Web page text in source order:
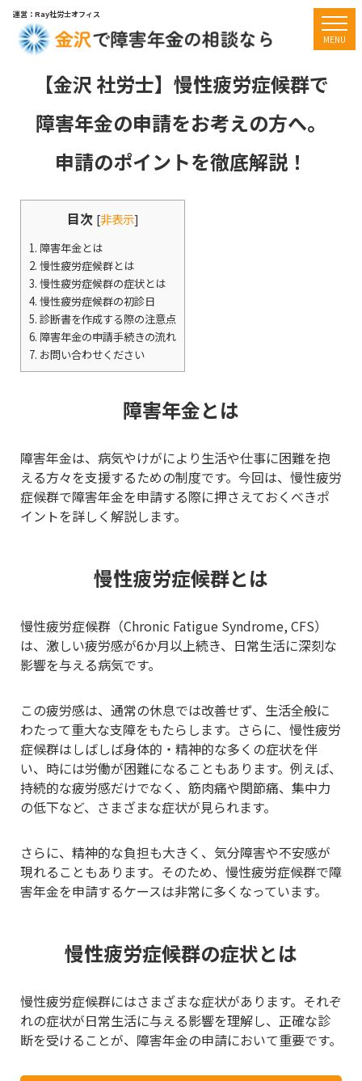
MENU
運営：Ray社労士オフィス
【金沢 社労士】慢性疲労症候群で
障害年金の申請をお考えの方へ。
申請のポイントを徹底解説！
目次 [非表示]
1. 障害年金とは
2. 慢性疲労症候群とは
3. 慢性疲労症候群の症状とは
4. 慢性疲労症候群の初診日
5. 診断書を作成する際の注意点
6. 障害年金の申請手続きの流れ
7. お問い合わせください
障害年金とは
障害年金は、病気やけがにより生活や仕事に困難を抱
える方々を支援するための制度です。今回は、慢性疲労
症候群で障害年金を申請する際に押さえておくべきポ
イントを詳しく解説します。
慢性疲労症候群とは
慢性疲労症候群（Chronic Fatigue Syndrome, CFS）
は、激しい疲労感が6か月以上続き、日常生活に深刻な
影響を与える病気です。
この疲労感は、通常の休息では改善せず、生活全般に
わたって重大な支障をもたらします。さらに、慢性疲労
症候群はしばしば身体的・精神的な多くの症状を伴
い、時には労働が困難になることもあります。例えば、
持続的な疲労感だけでなく、筋肉痛や関節痛、集中力
の低下など、さまざまな症状が見られます。
さらに、精神的な負担も大きく、気分障害や不安感が
現れることもあります。そのため、慢性疲労症候群で障
害年金を申請するケースは非常に多くなっています。
慢性疲労症候群の症状とは
慢性疲労症候群にはさまざまな症状があります。それぞ
れの症状が日常生活に与える影響を理解し、正確な診
断を受けることが、障害年金の申請において重要です。